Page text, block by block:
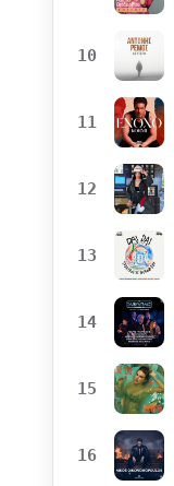
10
11
12
13
14
15
16